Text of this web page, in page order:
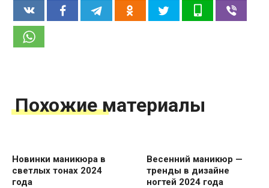
Похожие материалы
Новинки маникюра в
светлых тонах 2024
года
Весенний маникюр —
тренды в дизайне
ногтей 2024 года